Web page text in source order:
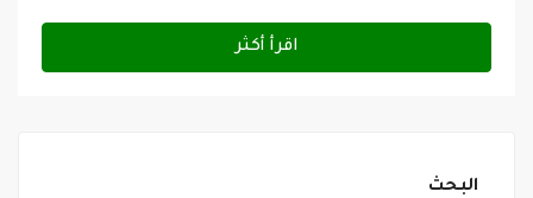
اقرأ أكثر
البحث